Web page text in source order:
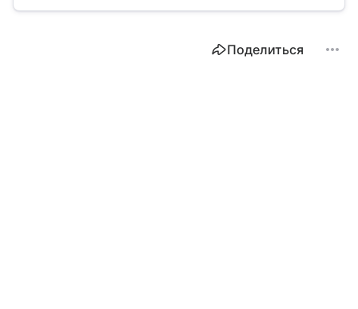
Поделиться